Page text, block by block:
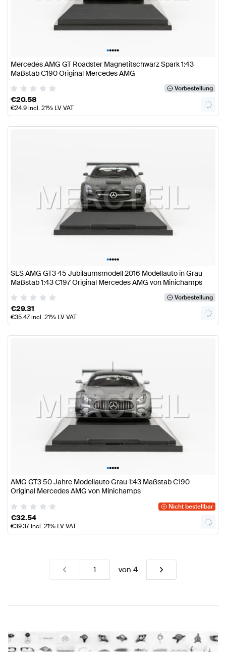
•••••
Mercedes AMG GT Roadster Magnetitschwarz Spark 1:43
Maßstab C190 Original Mercedes AMG
Vorbestellung
€20.58
€24.9incl. 21% LV VAT
•••••
SLS AMG GT3 45 Jubiläumsmodell 2016 Modellauto in Grau
Maßstab 1:43 C197 Original Mercedes AMG von Minichamps
Vorbestellung
€29.31
€35.47incl. 21% LV VAT
•••••
AMG GT3 50 Jahre Modellauto Grau 1:43 Maßstab C190
Original Mercedes AMG von Minichamps
Nicht bestellbar
€32.54
€39.37incl. 21% LV VAT
von 4